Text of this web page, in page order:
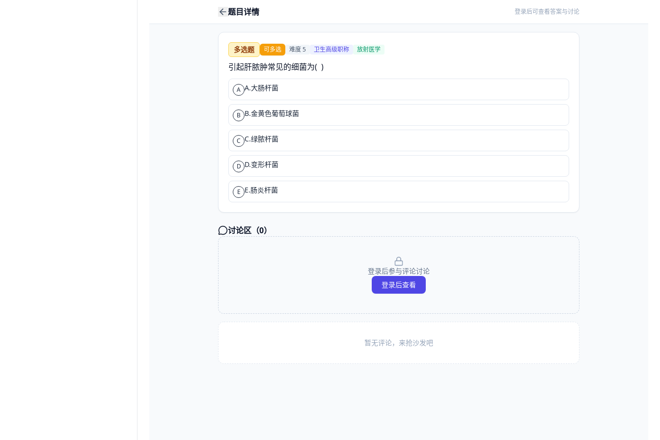
题目详情 登录后可查看答案与讨论
多选题 可多选 难度5 卫生高级职称 放射医学
引起肝脓肿常见的细菌为(  )
A A.大肠杆菌
B B.金黄色葡萄球菌
C C.绿脓杆菌
D D.变形杆菌
E E.肠炎杆菌
讨论区（0）
登录后参与评论讨论
登录后查看
暂无评论，来抢沙发吧